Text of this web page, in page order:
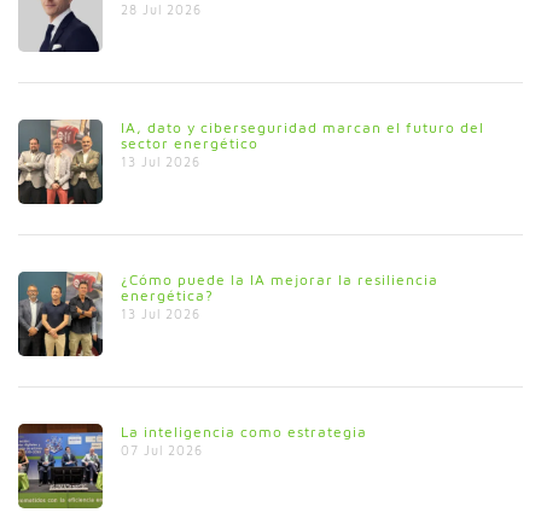
28 Jul 2026
IA, dato y ciberseguridad marcan el futuro del
sector energético
13 Jul 2026
¿Cómo puede la IA mejorar la resiliencia
energética?
13 Jul 2026
La inteligencia como estrategia
07 Jul 2026